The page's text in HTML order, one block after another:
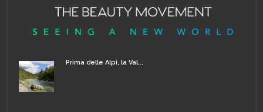
Prima delle Alpi, la Val...